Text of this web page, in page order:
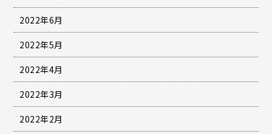
2022年6月
2022年5月
2022年4月
2022年3月
2022年2月